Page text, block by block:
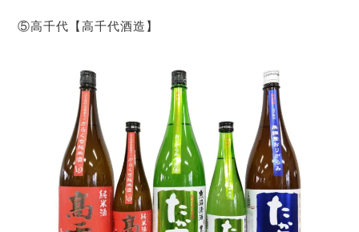
⑤高千代【高千代酒造】